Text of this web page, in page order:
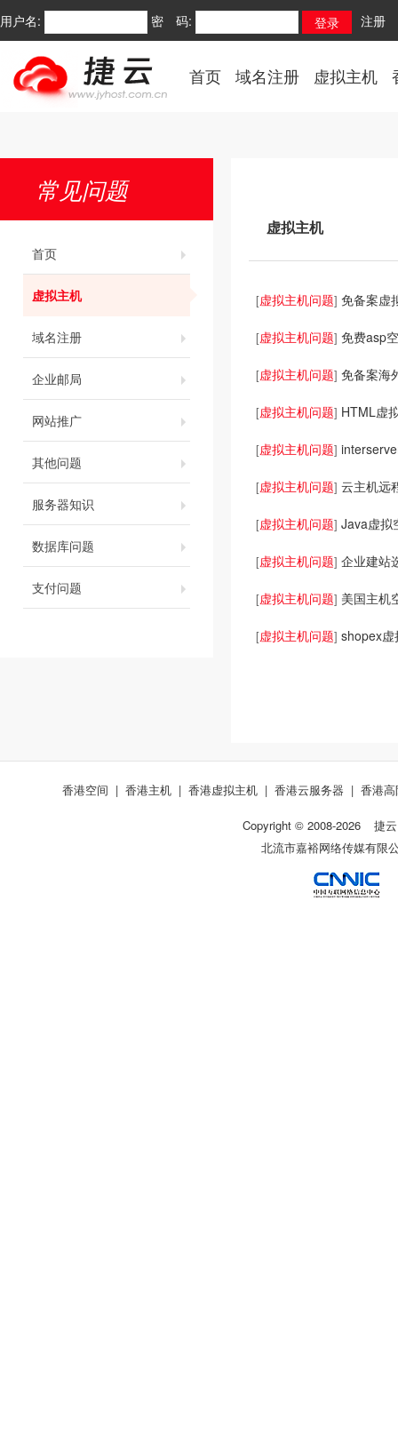
用户名: 密 码: 注册
首页 域名注册 虚拟主机
常见问题
首页
虚拟主机
域名注册
企业邮局
网站推广
其他问题
服务器知识
数据库问题
支付问题
虚拟主机
[虚拟主机问题] 免备案虚
[虚拟主机问题] 免费asp
[虚拟主机问题] 免备案海
[虚拟主机问题] HTML虚
[虚拟主机问题]
[虚拟主机问题] 云主机远
[虚拟主机问题] Java虚拟
[虚拟主机问题] 企业建站
[虚拟主机问题] 美国主机
[虚拟主机问题] shopex虚
香港空间 | 香港主机 | 香港虚拟主机 | 香港云服务器 | 香港
Copyright © 2008-2026
捷云
北流市嘉裕网络传媒有限